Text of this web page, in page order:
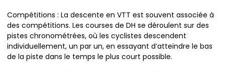
Compétitions : La descente en VTT est souvent associée à
des compétitions. Les courses de DH se déroulent sur des
pistes chronométrées, où les cyclistes descendent
individuellement, un par un, en essayant d’atteindre le bas
de la piste dans le temps le plus court possible.